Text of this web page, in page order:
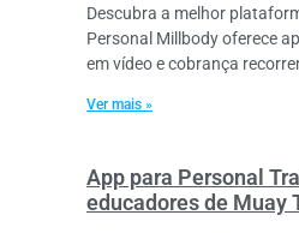
Descubra a melhor
Personal Millbody oferece
em vídeo e cobrança
Ver mais »
App para Personal
educadores de Muay